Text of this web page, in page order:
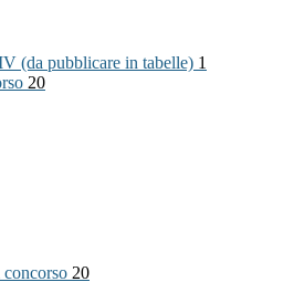
(da pubblicare in tabelle) 1
20
20